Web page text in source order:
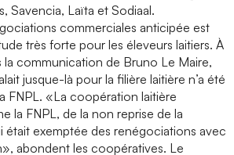
Savencia, Laïta et Sodiaal.
commerciales anticipée est
très forte pour les éleveurs laitiers. À
la communication de Bruno Le Maire,
jusque-là pour la filière laitière n’a été
FNPL. «La coopération laitière
la FNPL, de la non reprise de la
était exemptée des renégociations avec
abondent les coopératives. Le